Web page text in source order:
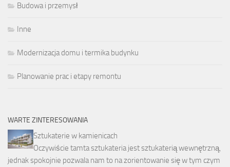
Budowa i przemysł
Inne
Modernizacja domu i termika budynku
Planowanie prac i etapy remontu
WARTE ZINTERESOWANIA
Sztukaterie w kamienicach
Oczywiście tamta sztukateria jest sztukaterią wewnętrzną,
jednak spokojnie pozwala nam to na zorientowanie się w tym czym